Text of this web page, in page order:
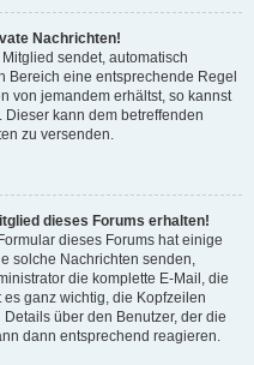
Nachrichten!
sendet, automatisch
Bereich eine entsprechende Regel
von jemandem erhältst, so kannst
kann dem betreffenden
zu versenden.
dieses Forums erhalten!
dieses Forums hat einige
solche Nachrichten senden,
die komplette E-Mail, die
ganz wichtig, die Kopfzeilen
über den Benutzer, der die
dann entsprechend reagieren.